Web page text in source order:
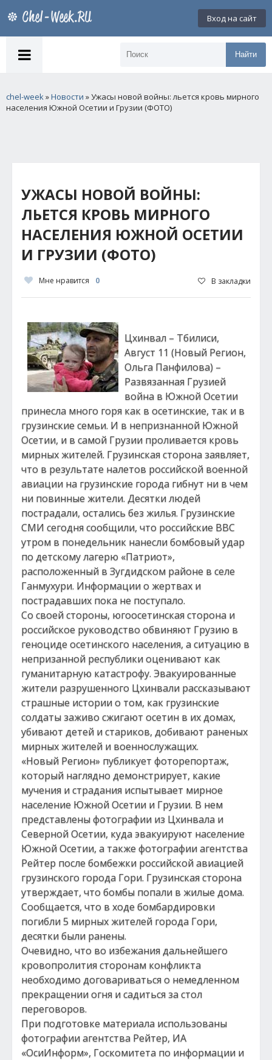
Вход на сайт
Найти
chel-week»Новости » Ужасы новой войны: льется кровь мирного
населения Южной Осетии и Грузии (ФОТО)
УЖАСЫ НОВОЙ ВОЙНЫ:
ЛЬЕТСЯ КРОВЬ МИРНОГО
НАСЕЛЕНИЯ ЮЖНОЙ ОСЕТИИ
И ГРУЗИИ (ФОТО)
Мне нравится 0 В закладки
Цхинвал – Тбилиси,
Август 11 (Новый Регион,
Ольга Панфилова) –
Развязанная Грузией
война в Южной Осетии
принесла много горя как в осетинские, так и в
грузинские семьи. И в непризнанной Южной
Осетии, и в самой Грузии проливается кровь
мирных жителей. Грузинская сторона заявляет,
что в результате налетов российской военной
авиации на грузинские города гибнут ни в чем
ни повинные жители. Десятки людей
пострадали, остались без жилья. Грузинские
СМИ сегодня сообщили, что российские ВВС
утром в понедельник нанесли бомбовый удар
по детскому лагерю «Патриот»,
расположенный в Зугдидском районе в селе
Ганмухури. Информации о жертвах и
пострадавших пока не поступало.
Со своей стороны, югоосетинская сторона и
российское руководство обвиняют Грузию в
геноциде осетинского населения, а ситуацию в
непризанной республики оценивают как
гуманитарную катастрофу. Эвакуированные
жители разрушенного Цхинвали рассказывают
страшные истории о том, как грузинские
солдаты заживо сжигают осетин в их домах,
убивают детей и стариков, добивают раненых
мирных жителей и военнослужащих.
«Новый Регион» публикует фоторепортаж,
который наглядно демонстрирует, какие
мучения и страдания испытывает мирное
население Южной Осетии и Грузии. В нем
представлены фотографии из Цхинвала и
Северной Осетии, куда эвакуируют население
Южной Осетии, а также фотографии агентства
Рейтер после бомбежки российской авиацией
грузинского города Гори. Грузинская сторона
утверждает, что бомбы попали в жилые дома.
Сообщается, что в ходе бомбардировки
погибли 5 мирных жителей города Гори,
десятки были ранены.
Очевидно, что во избежания дальнейшего
кровопролития сторонам конфликта
необходимо договариваться о немедленном
прекращении огня и садиться за стол
переговоров.
При подготовке материала использованы
фотографии агентства Рейтер, ИА
«ОсиИнформ», Госкомитета по информации и